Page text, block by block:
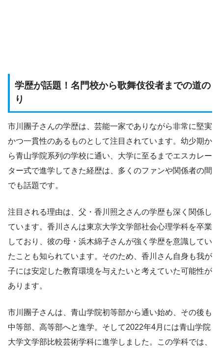
学歴が話題！名門校から歌舞伎役者までの道の
り
市川團子さんの学歴は、芸能一家でありながら非常に堅実
かつ一貫性のあるものとして注目されています。幼少期か
ら青山学院系列の学校に通い、大学に至るまでエスカレー
ター式で進学してきた経歴は、多くのファンや関係者の間
でも話題です。
注目される理由は、父・香川照之さんの学歴も深く関係し
ています。香川さんは東京大学文学部社会心理学科を卒業
しており、彼の母・浜木綿子さんが強く学歴を意識してい
たことも知られています。そのため、香川さん自身も我が
子には安定した教育環境を与えたいと考えていた可能性が
あります。
市川團子さんは、青山学院初等部から通い始め、その後も
中等部、高等部へと進学。そして2022年4月には青山学院
大学文学部比較芸術学科に進学しました。この学科では、